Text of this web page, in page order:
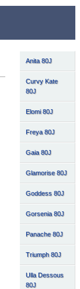
Anita 80J
Curvy Kate
80J
Elomi 80J
Freya 80J
Gaia 80J
Glamorise 80J
Goddess 80J
Gorsenia 80J
Panache 80J
Triumph 80J
Ulla Dessous
80J